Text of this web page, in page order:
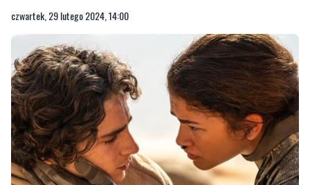
czwartek, 29 lutego 2024, 14:00